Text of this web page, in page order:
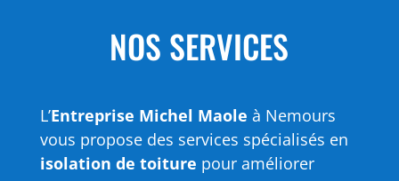
NOS SERVICES
L’Entreprise Michel Maole à Nemours
vous propose des services spécialisés en
isolation de toiture pour améliorer